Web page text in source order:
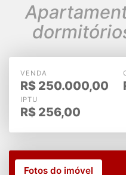
VENDA
R$ 250.000,00
IPTU
R$ 256,00
Fotos do imóvel